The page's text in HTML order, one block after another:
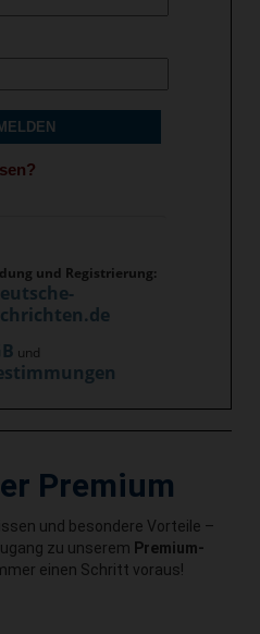
und Registrierung:
und
Premium
und besondere Vorteile –
zu unserem Premium-
einen Schritt voraus!